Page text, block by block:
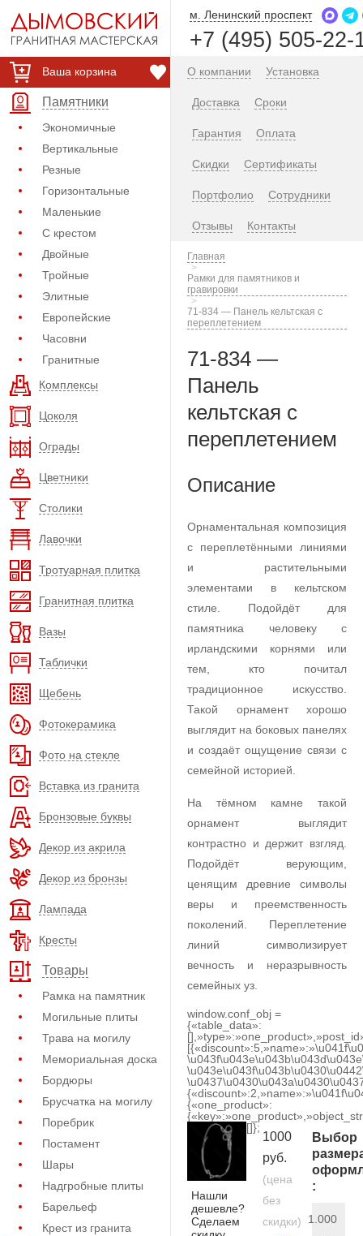
Ваша корзина
Памятники
Экономичные
Вертикальные
Резные
Горизонтальные
Маленькие
С крестом
Двойные
Тройные
Элитные
Европейские
Часовни
Гранитные
Комплексы
Цоколя
Ограды
Цветники
Столики
Лавочки
Тротуарная плитка
Гранитная плитка
Вазы
Таблички
Щебень
Фотокерамика
Фото на стекле
Вставка из гранита
Бронзовые буквы
Декор из акрила
Декор из бронзы
Лампада
Кресты
Товары
Рамка на памятник
Могильные плиты
Трава на могилу
Мемориальная доска
Бордюры
Брусчатка на могилу
Поребрик
Постамент
Шары
Надгробные плиты
Барельеф
Крест из гранита
м. Ленинский проспект
+7 (495) 505-22-
О компании Установка
Доставка Сроки
Гарантия Оплата
Скидки Сертификаты
Портфолио Сотрудники
Отзывы Контакты
Главная
Рамки для памятников и
гравировки
71-834 — Панель кельтская с
переплетением
71-834 —
Панель
кельтская с
переплетением
Описание
Орнаментальная композиция
с переплетёнными линиями
и растительными
элементами в кельтском
стиле. Подойдёт для
памятника человеку с
ирландскими корнями или
тем, кто почитал
традиционное искусство.
Такой орнамент хорошо
выглядит на боковых панелях
и создаёт ощущение связи с
семейной историей.
На тёмном камне такой
орнамент выглядит
контрастно и держит взгляд.
Подойдёт верующим,
ценящим древние символы
веры и преемственность
поколений. Переплетение
линий символизирует
вечность и неразрывность
семейных уз.
window.conf_obj =
{«table_data»:
{«one_product»:
[]};
Нашли
дешевле?
Сделаем
1000
руб.
(цена
без
скидки)
Выбор
:
1.000